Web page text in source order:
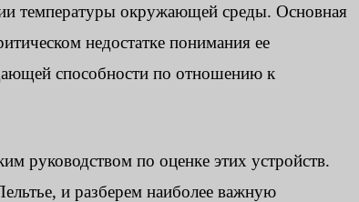
температуры окружающей среды. Основная
недостатке понимания ее
способности по отношению к
руководством по оценке этих устройств.
и разберем наиболее важную